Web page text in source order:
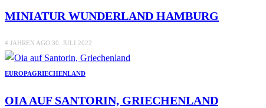
MINIATUR WUNDERLAND HAMBURG
4 JAHREN AGO 30. JULI 2022
EUROPAGRIECHENLAND
OIA AUF SANTORIN, GRIECHENLAND